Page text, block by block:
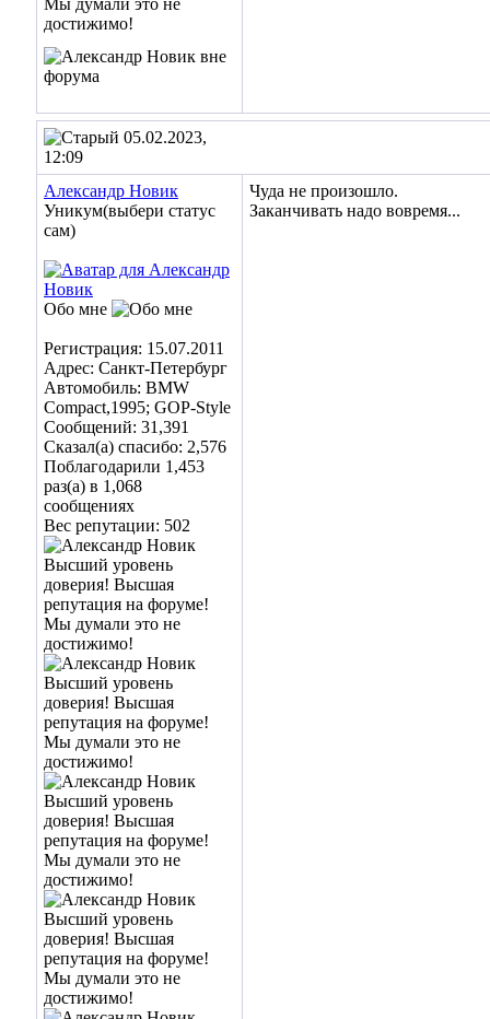
05.02.2023,
12:09
Александр Новик
Уникум(выбери статус
сам)
Обо мне
Регистрация: 15.07.2011
Адрес: Санкт-Петербург
Автомобиль: BMW
Compact,1995; GOP-Style
Сообщений: 31,391
Сказал(а) спасибо: 2,576
Поблагодарили 1,453
раз(а) в 1,068
сообщениях
Вес репутации: 502
Чуда не произошло.
Заканчивать надо вовремя...